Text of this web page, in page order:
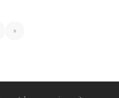
»